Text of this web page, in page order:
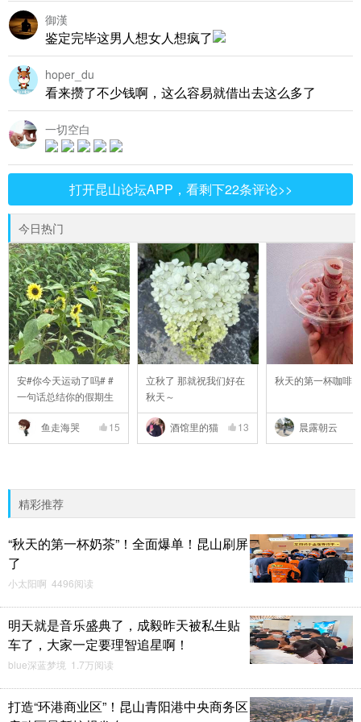
御漢
鉴定完毕这男人想女人想疯了
hoper_du
看来攒了不少钱啊，这么容易就借出去这么多了
一切空白
打开昆山论坛APP，看剩下22条评论>>
今日热门
安#你今天运动了吗# #
一句话总结你的假期生
..
鱼走海哭
15
立秋了 那就祝我们好在
秋天～
酒馆里的猫 13
秋天的第一杯咖啡
晨露朝云
精彩推荐
“秋天的第一杯奶茶”！全面爆单！昆山刷屏
了
小太阳啊 4496阅读
明天就是音乐盛典了，成毅昨天被私生贴
车了，大家一定要理智追星啊！
blue深蓝梦境 1.7万阅读
打造“环港商业区”！昆山青阳港中央商务区